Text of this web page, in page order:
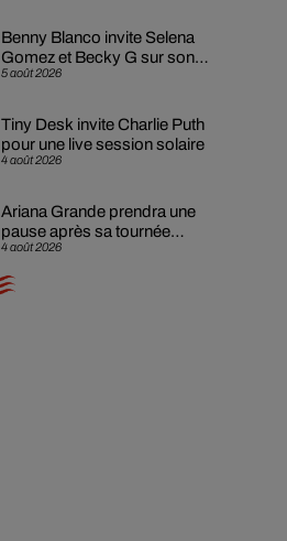
5 août 2026
Benny Blanco invite Selena
Gomez et Becky G sur son
nouveau single
4 août 2026
Tiny Desk invite Charlie Puth
pour une live session solaire
4 août 2026
Ariana Grande prendra une
pause après sa tournée
mondiale